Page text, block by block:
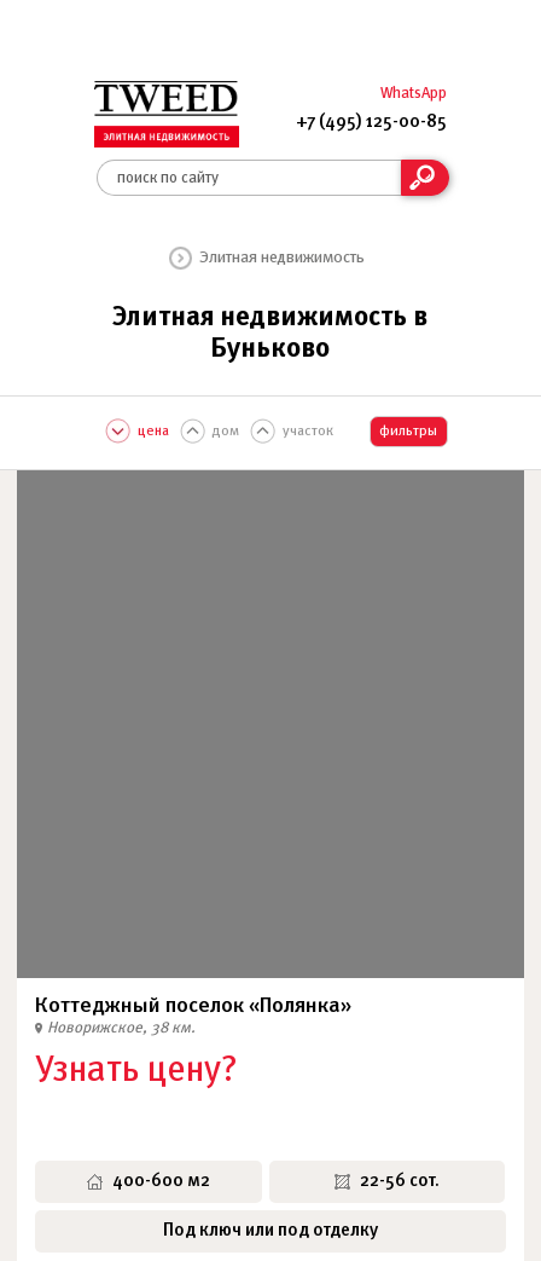
WhatsApp
+7 (495) 125-00-85
Элитная недвижимость
Элитная недвижимость в
Буньково
цена дом участок фильтры
Коттеджный поселок «Полянка»
Новорижское, 38 км.
Узнать цену?
400-600 м2 22-56 сот.
Под ключ или под отделку